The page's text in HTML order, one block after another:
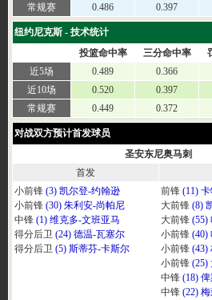
常规赛
0.486 0.397
纽约尼克斯 - 技术统计
投篮命中率
三分命中率
近5场
0.489 0.366
近10场
0.520 0.397
常规赛
0.449 0.372
对战双方预计首发球员
圣安东尼奥马刺
首发
小前锋 (3) 凯尔登-约翰逊
小前锋 (30) 朱利安-尚帕尼
中锋 (1) 维克多-文班亚马
得分后卫 (24) 德温-瓦塞尔
得分后卫 (5) 斯蒂芬-卡斯尔
前锋 (11)
大前锋 (8)
大前锋 (55)
小前锋 (40)
小前锋 (43)
小前锋 (25)
中锋 (18)
中锋 (22)